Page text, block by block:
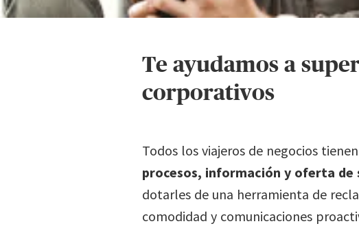
Te ayudamos a
corporativos
Todos los viajeros de negocios
procesos, información y oferta de
dotarles de una herramienta de
comodidad y comunicaciones